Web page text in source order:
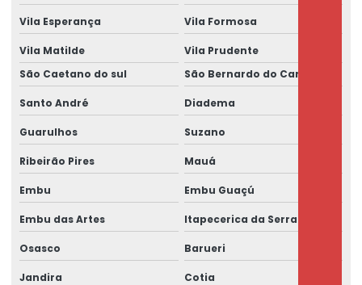
Vila Esperança Vila Formosa
Vila Matilde
Vila Prudente
São Caetano do sul
São Bernardo do Campo
Santo André Diadema
Guarulhos Suzano
Ribeirão Pires Mauá
Embu Embu Guaçú
Embu das Artes Itapecerica da Serra
Osasco Barueri
Jandira Cotia